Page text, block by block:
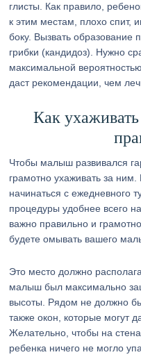
глисты. Как правило,
к этим местам, плохо спит,
боку. Вызвать образование
грибки (кандидоз). Нужно
максимальной
даст рекомендации, чем
Как
Чтобы малыш развивался
грамотно ухаживать за
начинаться с ежедневного
процедуры удобнее всего
важно правильно и
будете омывать вашего
Это место должно
малыш был максимально
высоты. Рядом не должно
также окон, которые могут
Желательно, чтобы на
ребенка ничего не могло